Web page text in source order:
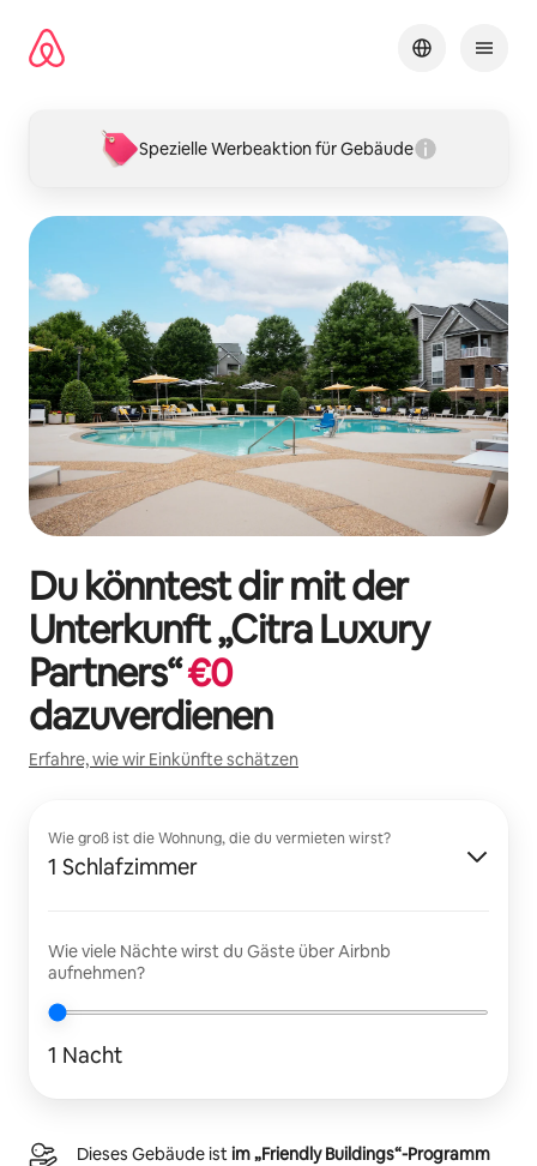
Inhalten
springen
Spezielle Werbeaktion für Gebäude
Du könntest dir mit der
Unterkunft „Citra Luxury
Partners“€0
dazuverdienen
Erfahre, wie wir Einkünfte schätzen
Wie groß ist die Wohnung, die du vermieten wirst?
1 Schlafzimmer
Wie viele Nächte wirst du Gäste über Airbnb
aufnehmen?
1 Nacht
Dieses Gebäude istim „Friendly Buildings“-Programm